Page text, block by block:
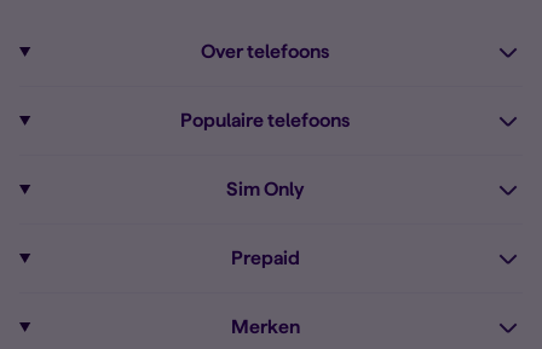
Over telefoons
Alle telefoons
Populaire telefoons
iPhone 16
Sim Only
Onbeperkt bellen
Prepaid
Merken